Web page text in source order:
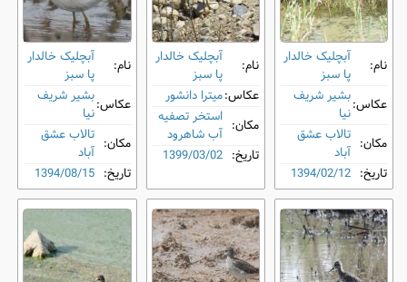
نام:
آبچلیک خالدار
پا سبز
عکاس:بشیر شریف
نیا
مکان: تالاب عشق
آباد
تاریخ: 1394/02/12
نام:
آبچلیک خالدار
پا سبز
عکاس:میترا دانشور
مکان: استخر تصفیه
آب شاهرود
تاریخ: 1399/03/02
نام:
آبچلیک خالدار
پا سبز
عکاس:بشیر شریف
نیا
مکان: تالاب عشق
آباد
تاریخ: 1394/08/15